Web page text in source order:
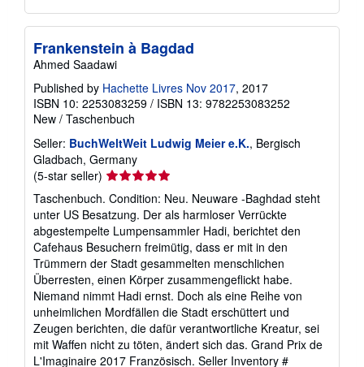
Frankenstein à Bagdad
Ahmed Saadawi
Published by Hachette Livres Nov 2017, 2017
ISBN 10: 2253083259 / ISBN 13: 9782253083252
New / Taschenbuch
Seller: BuchWeltWeit Ludwig Meier e.K., Bergisch
Gladbach, Germany
(5-star seller) Seller
rating
5
out
of
5
stars
Taschenbuch. Condition: Neu. Neuware -Baghdad steht
unter US Besatzung. Der als harmloser Verrückte
abgestempelte Lumpensammler Hadi, berichtet den
Cafehaus Besuchern freimütig, dass er mit in den
Trümmern der Stadt gesammelten menschlichen
Überresten, einen Körper zusammengeflickt habe.
Niemand nimmt Hadi ernst. Doch als eine Reihe von
unheimlichen Mordfällen die Stadt erschüttert und
Zeugen berichten, die dafür verantwortliche Kreatur, sei
mit Waffen nicht zu töten, ändert sich das. Grand Prix de
L'Imaginaire 2017 Französisch. Seller Inventory #